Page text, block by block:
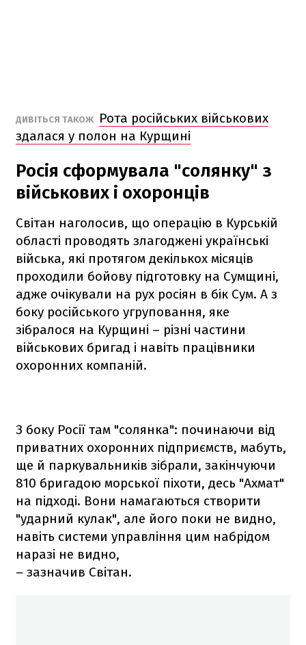
ДИВІТЬСЯ ТАКОЖ
Рота російських військових
здалася у полон на Курщині
Росія сформувала "солянку" з
військових і охоронців
Світан наголосив, що операцію в Курській
області проводять злагоджені українські
війська, які протягом декількох місяців
проходили бойову підготовку на Сумщині,
адже очікували на рух росіян в бік Сум. А з
боку російського угруповання, яке
зібралося на Курщині – різні частини
військових бригад і навіть працівники
охоронних компаній.
З боку Росії там "солянка": починаючи від
приватних охоронних підприємств, мабуть,
ще й паркувальників зібрали, закінчуючи
810 бригадою морської піхоти, десь "Ахмат"
на підході. Вони намагаються створити
"ударний кулак", але його поки не видно,
навіть системи управління цим набрідом
наразі не видно,
– зазначив Світан.